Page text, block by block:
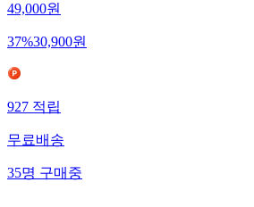
49,000원
37%30,900원
927 적립
무료배송
35명 구매중